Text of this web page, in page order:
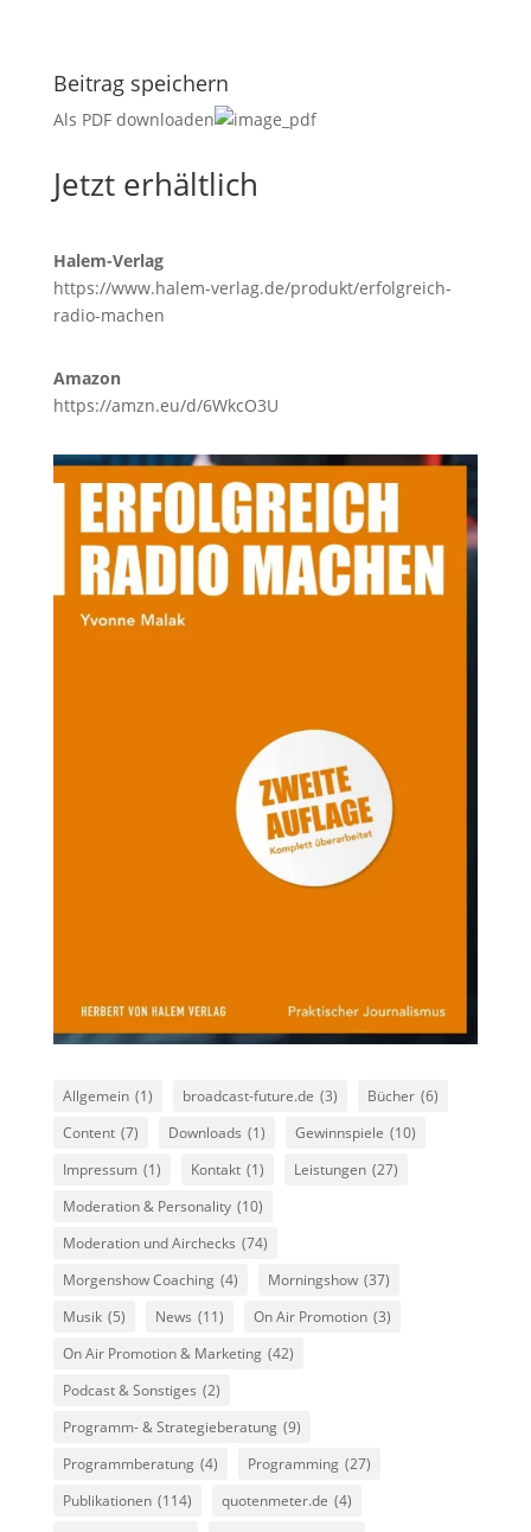
Beitrag speichern
Als PDF downloaden
Jetzt erhältlich
Halem-Verlag
https://www.halem-verlag.de/produkt/erfolgreich-
radio-machen
Amazon
https://amzn.eu/d/6WkcO3U
Allgemein (1) broadcast-future.de (3) Bücher (6)
Content (7) Downloads (1) Gewinnspiele (10)
Impressum (1) Kontakt (1) Leistungen (27)
Moderation & Personality (10)
Moderation und Airchecks (74)
Morgenshow Coaching (4) Morningshow (37)
Musik (5) News (11) On Air Promotion (3)
On Air Promotion & Marketing (42)
Podcast & Sonstiges (2)
Programm- & Strategieberatung (9)
Programmberatung (4) Programming (27)
Publikationen (114) quotenmeter.de (4)